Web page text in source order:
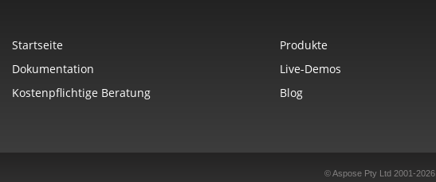
Startseite Produkte
Dokumentation
Live-Demos
Kostenpflichtige Beratung
Blog
© Aspose Pty Ltd 2001-2026.